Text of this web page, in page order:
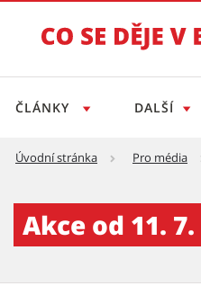
ČLÁNKY DALŠÍ
Úvodní stránka Pro média
Akce od 11.